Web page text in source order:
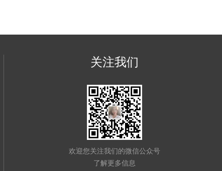
关注我们
欢迎您关注我们的微信公众号
了解更多信息